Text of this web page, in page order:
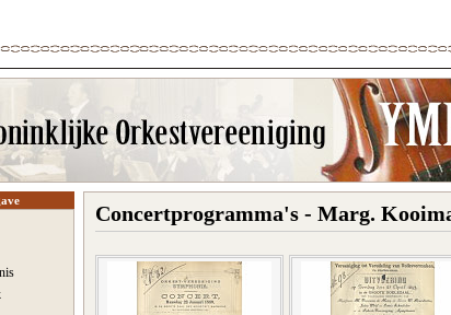
Concertprogramma's - Marg.